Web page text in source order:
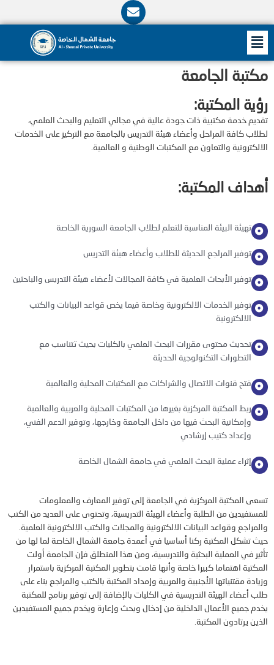
o
الجامعة
المكتبة:
خدمة مكتبية ذات جودة عالية في مجالي التعليم والبحث العلمي،
كافة المراحل وأعضاء هيئة التدريس بالجامعة مع التركيز على الخدمات
والتعاون مع المكتبات الوطنية و العالمية.
المكتبة:
البيئة المناسبة للتعلم لطلاب الجامعة السورية الخاصة
المراجع الحديثة للطلاب وأعضاء هيئة التدريس
الأبحاث العلمية في كافة المجالات لأعضاء هيئة التدريس والباحثين
الخدمات الالكترونية وخاصة فيما يخص قواعد البيانات والكتب
محتوى مقررات البحث العلمي بالكليات بحيث تتناسب مع
التكنولوجية الحديثة
قنوات الاتصال والشراكات مع المكتبات المحلية والعالمية
المكتبة المركزية بغيرها من المكتبات المحلية والعربية والعالمية
البحث فيها من داخل الجامعة وخارجها، وتوفير الدعم الفني،
كتيب إرشادي
عملية البحث العلمي في جامعة الشمال الخاصة
المركزية في الجامعة إلى توفير المعارف والمعلومات
من الطلبة وأعضاء الهيئة التدريسية، وتحتوى على العديد من الكتب
وقواعد البيانات الالكترونية والمجلات والكتب الالكترونية العلمية.
المكتبة ركنا أساسيا في أعمدة جامعة الشمال الخاصة لما لها من
في العملية البحثية والتدريسية، ومن هذا المنطلق فإن الجامعة أولت
اهتماما كبيرا خاصة وأنها قامت بتطوير المكتبة المركزية باستمرار
مقتنياتها الأجنبية والعربية وإمداد المكتبة بالكتب والمراجع بناء على
الهيئة التدريسية في الكليات بالإضافة إلى توفير برنامج للمكتبة
الأعمال الداخلية من إدخال وبحث وإعارة ويخدم جميع المستفيدين
المكتبة.